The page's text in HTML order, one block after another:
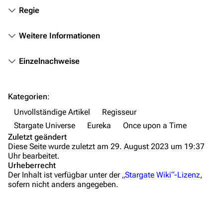
Autorenportal
Themengruppen
Wiki-Diskussion
Anfragen
Administrations-Übersicht
Löschantrag
Vandalismus melden
Regie
Weitere Informationen
Einzelnachweise
Kategorien:
Unvollständige Artikel
Regisseur
Stargate Universe
Eureka
Once upon a Time
Zuletzt geändert
Diese Seite wurde zuletzt am 29. August 2023 um 19:37
Uhr bearbeitet.
Urheberrecht
Der Inhalt ist verfügbar unter der „Stargate Wiki“-Lizenz,
sofern nicht anders angegeben.